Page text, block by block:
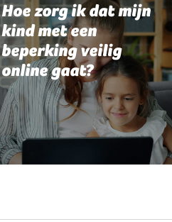
Hoe zorg ik dat mijn
kind met een
beperking veilig
online gaat?